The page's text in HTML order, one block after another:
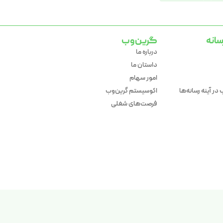
آینه رسانه‌ها
گرین‌وب
درباره ما
داستان ما
امور سهام
اکوسیستم گرین‌وب
فرصت‌های شغلی